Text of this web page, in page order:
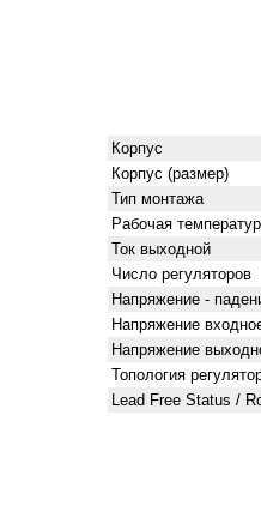
Корпус
Корпус (размер)
Тип монтажа
Рабочая
Ток выходной
Число регуляторов
Напряжение -
Напряжение
Напряжение
Топология
Lead Free Status /